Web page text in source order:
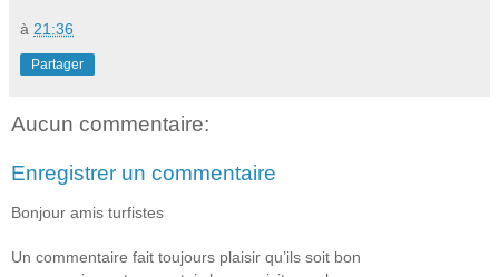
à 21:36
Partager
Aucun commentaire:
Enregistrer un commentaire
Bonjour amis turfistes
Un commentaire fait toujours plaisir qu’ils soit bon